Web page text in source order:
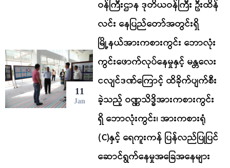
11
Jan
ဝန်ကြီးဌာန ဒုတိယဝန်ကြီး ဦးထိန်
လင်း နေပြည်တော်အတွင်းရှိ
မြို့နယ်အားကစားကွင်း ဘောလုံး
ကွင်းဖောက်လုပ်နေမှုနှင့် မန္တလေး
ငလျင်ဒဏ်ကြောင့် ထိခိုက်ပျက်စီး
ခဲ့သည့် ဝဏ္ဏသိဒ္ဓိအားကစားကွင်း
ရှိ ဘောလုံးကွင်း၊ အားကစားရုံ
(C)နှင့် ရေကူးကန် ပြန်လည်ပြုပြင်
ဆောင်ရွက်နေမှုအခြေအနေများ